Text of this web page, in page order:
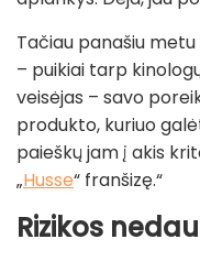
Tačiau panašiu
– puikiai tarp
veisėjas – savo
produkto, kuriuo
paieškų jam į akis
„Husse“ franšizę.“
Rizikos